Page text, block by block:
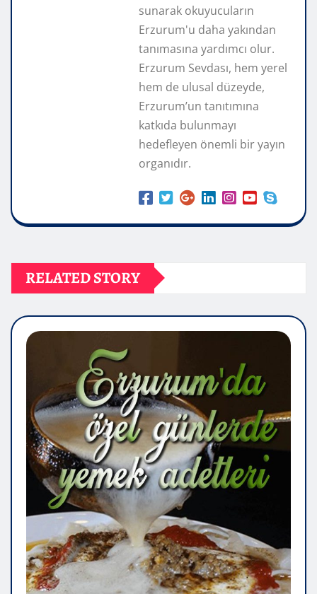
sunarak okuyucuların
Erzurum'u daha yakından
tanımasına yardımcı olur.
Erzurum Sevdası, hem yerel
hem de ulusal düzeyde,
Erzurum’un tanıtımına
katkıda bulunmayı
hedefleyen önemli bir yayın
organıdır.
RELATED STORY